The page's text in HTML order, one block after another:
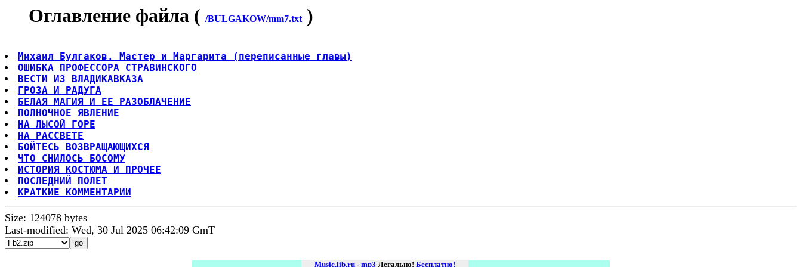
Оглавление файла ( /BULGAKOW/mm7.txt )
Михаил Булгаков. Мастер и Маргарита (переписанные главы)
ОШИБКА ПРОФЕССОРА СТРАВИНСКОГО
ВЕСТИ ИЗ ВЛАДИКАВКАЗА
ГРОЗА И РАДУГА
БЕЛАЯ МАГИЯ И ЕЕ РАЗОБЛАЧЕНИЕ
ПОЛНОЧНОЕ ЯВЛЕНИЕ
НА ЛЫСОЙ ГОРЕ
НА РАССВЕТЕ
БОЙТЕСЬ ВОЗВРАЩАЮЩИХСЯ
ЧТО СНИЛОСЬ БОСОМУ
ИСТОРИЯ КОСТЮМА И ПРОЧЕЕ
ПОСЛЕДНИЙ ПОЛЕТ
КРАТКИЕ КОММЕНТАРИИ
Size: 124078 bytes
Last-modified: Wed, 30 Jul 2025 06:42:09 GmT
Music.lib.ru - mp3 Легально! Бесплатно!